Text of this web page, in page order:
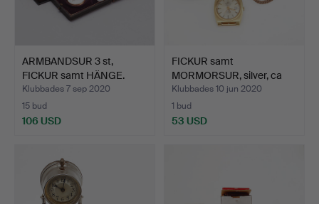
ARMBANDSUR 3 st,
FICKUR samt HÄNGE.
Klubbades 7 sep 2020
15 bud
106 USD
FICKUR samt
MORMORSUR, silver, ca
1900. AR…
Klubbades 10 jun 2020
1 bud
53 USD